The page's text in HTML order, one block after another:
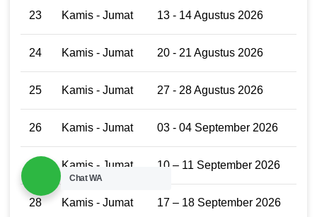
23 Kamis - Jumat 13 - 14 Agustus 2026
24 Kamis - Jumat 20 - 21 Agustus 2026
25 Kamis - Jumat 27 - 28 Agustus 2026
26 Kamis - Jumat 03 - 04 September 2026
Kamis - Jumat 10 – 11 September 2026
28 Kamis - Jumat 17 – 18 September 2026
Chat WA